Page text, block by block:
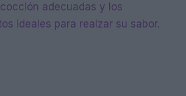
adecuadas y los
ideales para realzar su sabor.